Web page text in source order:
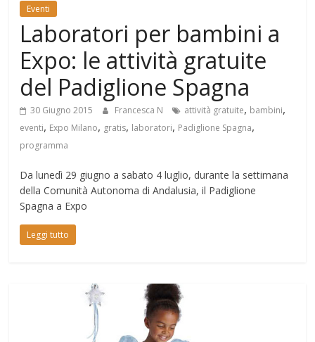
Mondo
Eventi
Laboratori per bambini a
Expo: le attività gratuite
del Padiglione Spagna
30 Giugno 2015 Francesca N attività gratuite, bambini,
eventi, Expo Milano, gratis, laboratori, Padiglione Spagna,
programma
Da lunedì 29 giugno a sabato 4 luglio, durante la settimana
della Comunità Autonoma di Andalusia, il Padiglione
Spagna a Expo
Leggi tutto